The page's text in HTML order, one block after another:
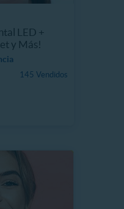
LED +
y Más!
145 Vendidos